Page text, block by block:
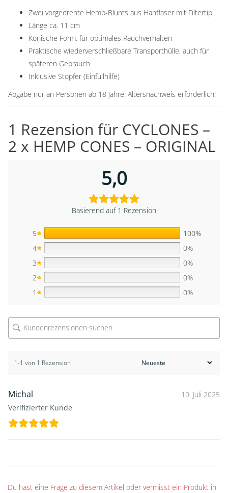
Zwei vorgedrehte Hemp-Blunts aus Hanffaser mit Filtertip
Länge ca. 11 cm
Konische Form, für optimales Rauchverhalten
Praktische wiederverschließbare Transporthülle, auch für
späteren Gebrauch
Inklusive Stopfer (Einfüllhilfe)
Abgabe nur an Personen ab 18 Jahre! Altersnachweis erforderlich!
1 Rezension für CYCLONES –
2 x HEMP CONES – ORIGINAL
5,0
Basierend auf 1 Rezension
5
100%
4
0%
3
0%
2
0%
1
0%
1-1 von 1 Rezension
Michal
Verifizierter Kunde
10. Juli 2025
Du hast eine Frage zu diesem Artikel oder vermisst ein Produkt in